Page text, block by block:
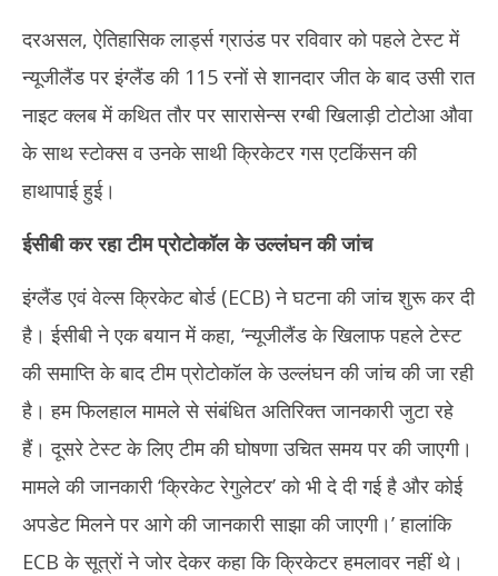
10,
दरअसल, ऐतिहासिक लार्ड्स ग्राउंड पर रविवार को पहले टेस्ट में
न्यूजीलैंड पर इंग्लैंड की 115 रनों से शानदार जीत के बाद उसी रात
नाइट क्लब में कथित तौर पर सारासेन्स रग्बी खिलाड़ी टोटोआ औवा
के साथ स्टोक्स व उनके साथी क्रिकेटर गस एटकिंसन की
हाथापाई हुई।
ईसीबी कर रहा टीम प्रोटोकॉल के उल्लंघन की जांच
इंग्लैंड एवं वेल्स क्रिकेट बोर्ड (ECB) ने घटना की जांच शुरू कर दी
है। ईसीबी ने एक बयान में कहा, ‘न्यूजीलैंड के खिलाफ पहले टेस्ट
की समाप्ति के बाद टीम प्रोटोकॉल के उल्लंघन की जांच की जा रही
है। हम फिलहाल मामले से संबंधित अतिरिक्त जानकारी जुटा रहे
हैं। दूसरे टेस्ट के लिए टीम की घोषणा उचित समय पर की जाएगी।
मामले की जानकारी ‘क्रिकेट रेगुलेटर’ को भी दे दी गई है और कोई
अपडेट मिलने पर आगे की जानकारी साझा की जाएगी।’ हालांकि
ECB के सूत्रों ने जोर देकर कहा कि क्रिकेटर हमलावर नहीं थे।